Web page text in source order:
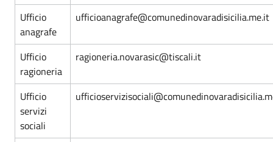
Ufficio
anagrafe
ufficioanagrafe@comunedinovaradisicilia.me.it
Ufficio
ragioneria
ragioneria.novarasic@tiscali.it
Ufficio
servizi
sociali